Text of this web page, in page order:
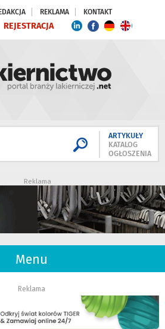
REKLAMA KONTAKT
REJESTRACJA
ARTYKUŁY
KATALOG
OGŁOSZENIA
Reklama
Menu
Reklama